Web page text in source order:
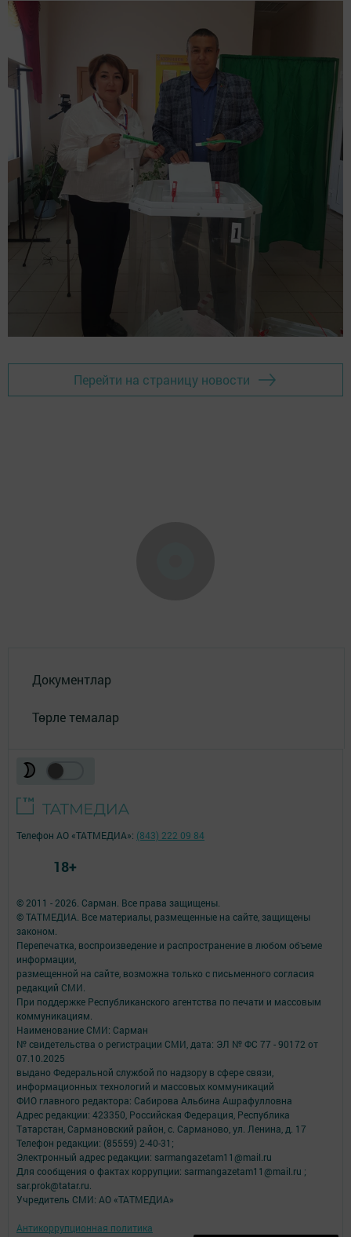
Перейти на страницу новости
Документлар
Төрле темалар
© 2011 - 2026. Сарман. Все права защищены.
© ТАТМЕДИА. Все материалы, размещенные на сайте, защищены
законом.
Перепечатка, воспроизведение и распространение в любом объеме
информации,
размещенной на сайте, возможна только с письменного согласия
редакций СМИ.
При поддержке Республиканского агентства по печати и массовым
коммуникациям.
Наименование СМИ: Сарман
№ свидетельства о регистрации СМИ, дата: ЭЛ № ФС 77 - 90172 от
07.10.2025
выдано Федеральной службой по надзору в сфере связи,
информационных технологий и массовых коммуникаций
ФИО главного редактора: Сабирова Альбина Ашрафулловна
Адрес редакции: 423350, Российская Федерация, Республика
Татарстан, Сармановский район, с. Сарманово, ул. Ленина, д. 17
Телефон редакции: (85559) 2-40-31;
Электронный адрес редакции: sarmangazetam11@mail.ru
Для сообщения о фактах коррупции: sarmangazetam11@mail.ru ;
sar.prok@tatar.ru.
Учредитель СМИ: АО «ТАТМЕДИА»
Антикоррупционная политика
Телефон АО «ТАТМЕДИА»: (843) 222 09 84
18+